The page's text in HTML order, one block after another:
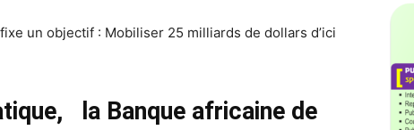
un objectif : Mobiliser 25 milliards de dollars d’ici
la Banque africaine de